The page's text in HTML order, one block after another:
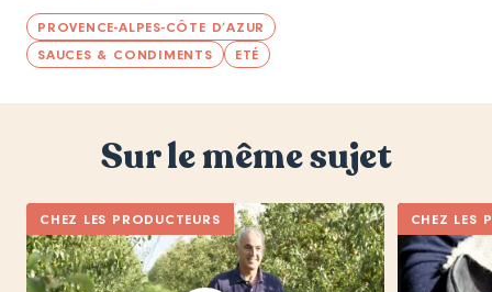
PROVENCE-ALPES-CÔTE D’AZUR
SAUCES & CONDIMENTS
ETÉ
Sur le même sujet
CHEZ LES PRODUCTEURS CHEZ LES